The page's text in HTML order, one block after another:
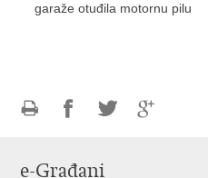
garaže otuđila motornu pilu
FacebookuTwitteru
e-Građani